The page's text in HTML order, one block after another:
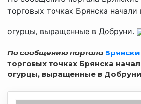
торговых точках Брянска начали
огурцы, выращенные в Добруни.
По сообщению портала
торговых точках Брянска
огурцы, выращенные в